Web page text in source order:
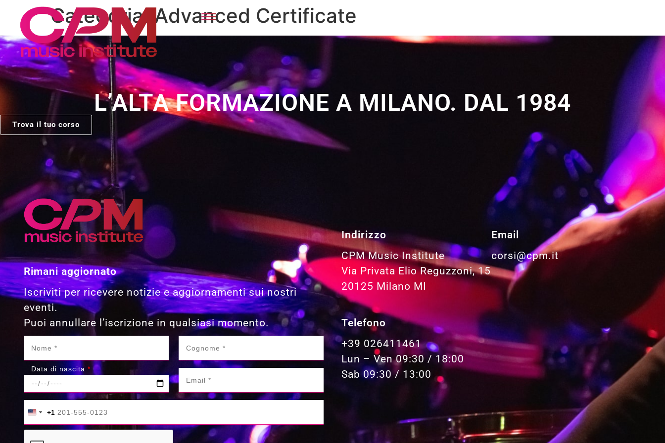
Categoria:Advanced Certificate
L’ALTA FORMAZIONE A MILANO. DAL 1984
Trova il tuo corso
Rimani aggiornato
Iscriviti per ricevere notizie e aggiornamenti sui nostri
eventi.
Puoi annullare l’iscrizione in qualsiasi momento.
Data di nascita*
United States +1
+1
United States +1
+1
Indirizzo
CPM Music Institute
Via Privata Elio Reguzzoni, 15
20125 Milano MI
Telefono
+39 026411461
Lun – Ven 09:30 / 18:00
Sab 09:30 / 13:00
Email
corsi@cpm.it